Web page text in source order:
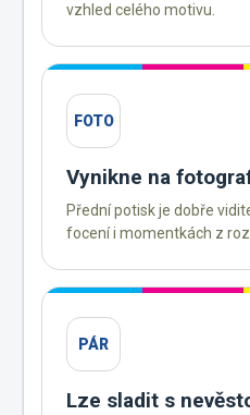
vzhled celého motivu.
FOTO
Vynikne na
Přední potisk je dobře
focení i momentkách z
PÁR
Lze sladit s